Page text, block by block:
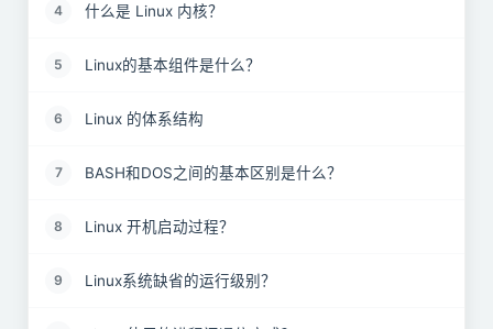
4 什么是 Linux 内核？
5 Linux的基本组件是什么？
6 Linux 的体系结构
7 BASH和DOS之间的基本区别是什么？
8 Linux 开机启动过程？
9 Linux系统缺省的运行级别？